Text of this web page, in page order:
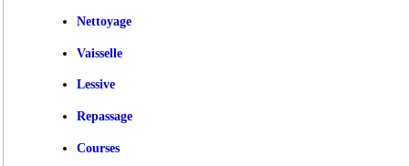
Nettoyage
Vaisselle
Lessive
Repassage
Courses